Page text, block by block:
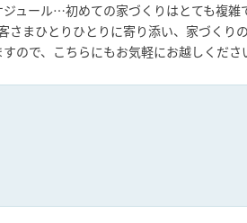
ュール…初めての家づくりはとても複雑
さまひとりひとりに寄り添い、家づくり
ので、こちらにもお気軽にお越しくださ